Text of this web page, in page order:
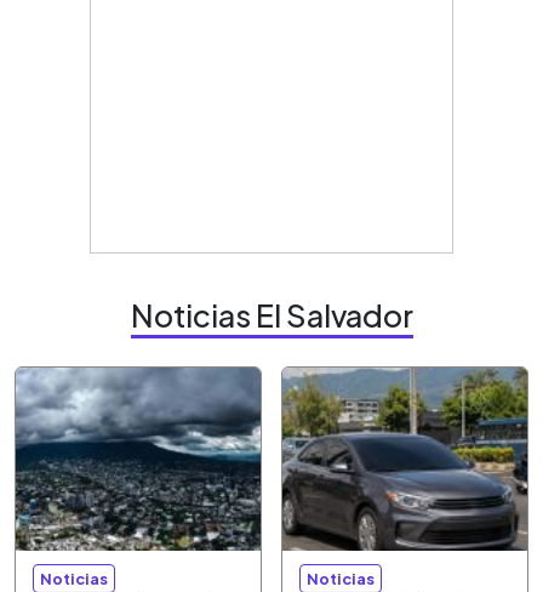
Noticias El Salvador
Noticias Noticias